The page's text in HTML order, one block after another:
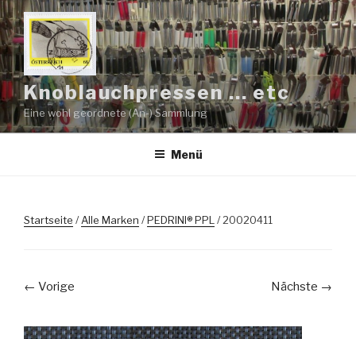
Zum
Inhalt
springen
Knoblauchpressen … etc
Eine wohl geordnete (An-) Sammlung
Menü
Startseite /Alle Marken /PEDRINI® PPL / 20020411
← Vorige Nächste →